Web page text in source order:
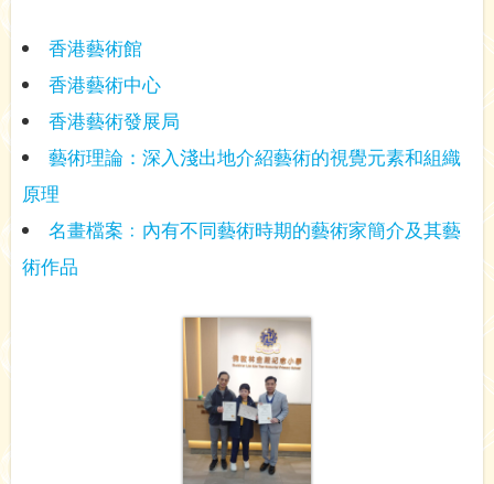
香港藝術館
香港藝術中心
香港藝術發展局
藝術理論：深入淺出地介紹藝術的視覺元素和組織
原理
名畫檔案﹕內有不同藝術時期的藝術家簡介及其藝
術作品